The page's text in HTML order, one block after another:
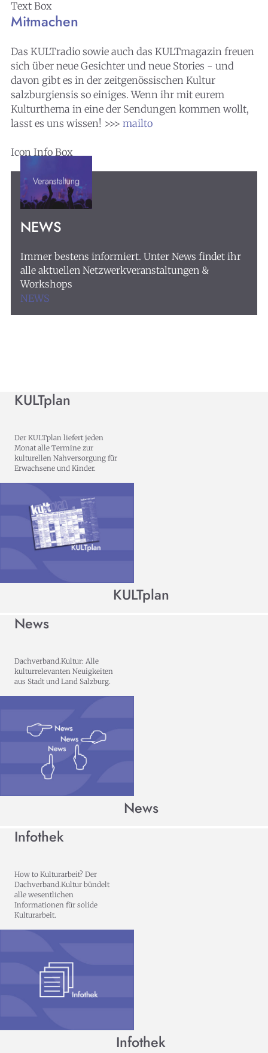
Text Box
Mitmachen
Das KULTradio sowie auch das KULTmagazin freuen
sich über neue Gesichter und neue Stories - und
davon gibt es in der zeitgenössischen Kultur
salzburgiensis so einiges. Wenn ihr mit eurem
Kulturthema in eine der Sendungen kommen wollt,
lasst es uns wissen! >>> mailto
Icon Info Box
NEWS
Immer bestens informiert. Unter News findet ihr
alle aktuellen Netzwerkveranstaltungen &
Workshops
NEWS
KULTplan
Der KULTplan liefert jeden
Monat alle Termine zur
kulturellen Nahversorgung für
Erwachsene und Kinder.
KULTplan
News
Dachverband.Kultur: Alle
kulturrelevanten Neuigkeiten
aus Stadt und Land Salzburg.
News
Infothek
How to Kulturarbeit? Der
Dachverband.Kultur bündelt
alle wesentlichen
Informationen für solide
Kulturarbeit.
Infothek